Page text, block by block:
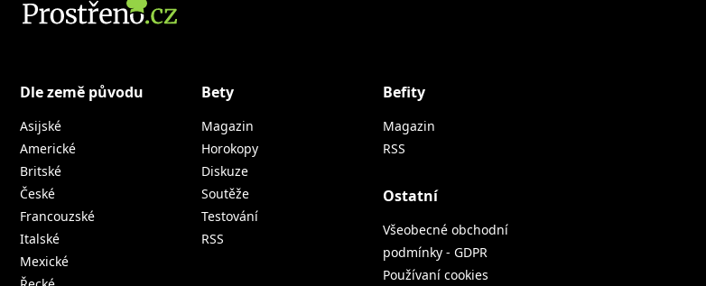
Dle země původu
Asijské
Americké
Britské
České
Francouzské
Italské
Mexické
Bety
Magazin
Horokopy
Diskuze
Soutěže
Testování
RSS
Befity
Magazin
RSS
Ostatní
Všeobecné obchodní
podmínky - GDPR
Používaní cookies